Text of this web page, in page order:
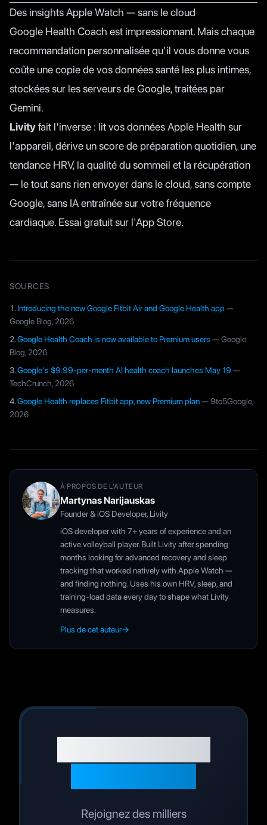
Des insights Apple Watch — sans le cloud
Google Health Coach est impressionnant. Mais chaque
recommandation personnalisée qu'il vous donne vous
coûte une copie de vos données santé les plus intimes,
stockées sur les serveurs de Google, traitées par
Gemini.
Livityfait l'inverse : lit vos données Apple Health sur
l'appareil, dérive un score de préparation quotidien, une
tendance HRV, la qualité du sommeil et la récupération
— le tout sans rien envoyer dans le cloud, sans compte
Google, sans IA entraînée sur votre fréquence
cardiaque. Essai gratuit sur l'App Store.
SOURCES
Introducing the new Google Fitbit Air and Google Health app—
Google Blog, 2026
Google Health Coach is now available to Premium users — Google
Blog, 2026
Google's $9.99-per-month AI health coach launches May 19 —
TechCrunch, 2026
Google Health replaces Fitbit app, new Premium plan— 9to5Google,
2026
À PROPOS DE L'AUTEUR
Martynas Narijauskas
Founder & iOS Developer, Livity
iOS developer with 7+ years of experience and an
active volleyball player. Built Livity after spending
months looking for advanced recovery and sleep
tracking that worked natively with Apple Watch —
and finding nothing. Uses his own HRV, sleep, and
training-load data every day to shape what Livity
measures.
Plus de cet auteur→
Rejoignez des milliers